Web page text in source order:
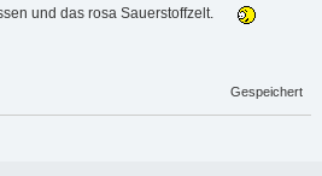
und das rosa Sauerstoffzelt.
Gespeichert